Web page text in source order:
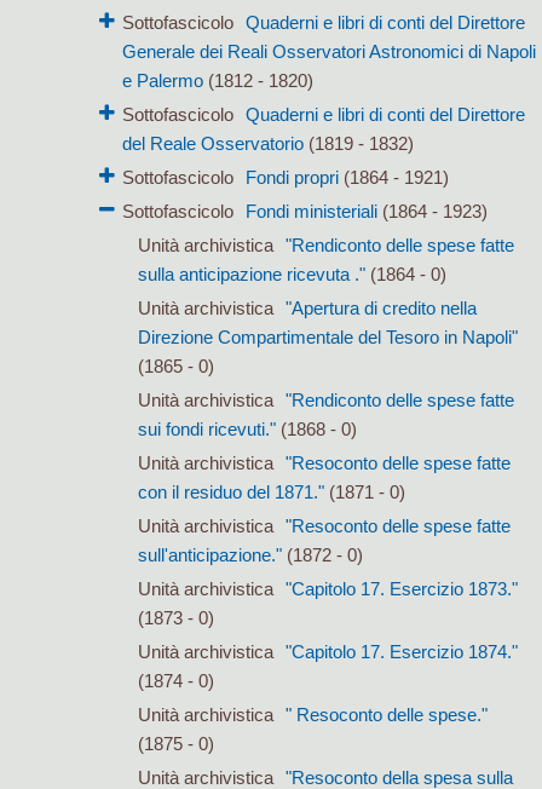
Sottofascicolo Quaderni e libri di conti del Direttore
Generale dei Reali Osservatori Astronomici di Napoli
e Palermo(1812 - 1820)
Sottofascicolo Quaderni e libri di conti del Direttore
del Reale Osservatorio(1819 - 1832)
Sottofascicolo
Fondi propri(1864 - 1921)
Sottofascicolo
Fondi ministeriali(1864 - 1923)
Unità archivistica
"Rendiconto delle spese fatte
sulla anticipazione ricevuta ." (1864 - 0)
Unità archivistica
"Apertura di credito nella
Direzione Compartimentale del Tesoro in Napoli"
(1865 - 0)
Unità archivistica
"Rendiconto delle spese fatte
sui fondi ricevuti." (1868 - 0)
Unità archivistica
"Resoconto delle spese fatte
con il residuo del 1871." (1871 - 0)
Unità archivistica
"Resoconto delle spese fatte
sull'anticipazione." (1872 - 0)
Unità archivistica
"Capitolo 17. Esercizio 1873."
(1873 - 0)
Unità archivistica
"Capitolo 17. Esercizio 1874."
(1874 - 0)
Unità archivistica
" Resoconto delle spese."
(1875 - 0)
Unità archivistica
"Resoconto della spesa sulla